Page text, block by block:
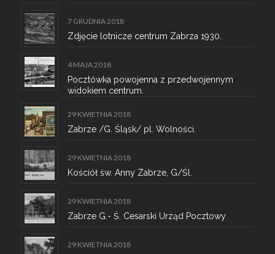
7 GRUDNIA 2018
Zdjęcie lotnicze centrum Zabrza 1930.
4 MAJA 2018
Pocztówka powojenna z przedwojennym
widokiem centrum.
29 KWIETNIA 2018
Zabrze /G. Śląsk/ pl. Wolności.
29 KWIETNIA 2018
Kościół św. Anny Zabrze, G/Śl.
29 KWIETNIA 2018
Zabrze G.- Ś. Cesarski Urząd Pocztowy
29 KWIETNIA 2018